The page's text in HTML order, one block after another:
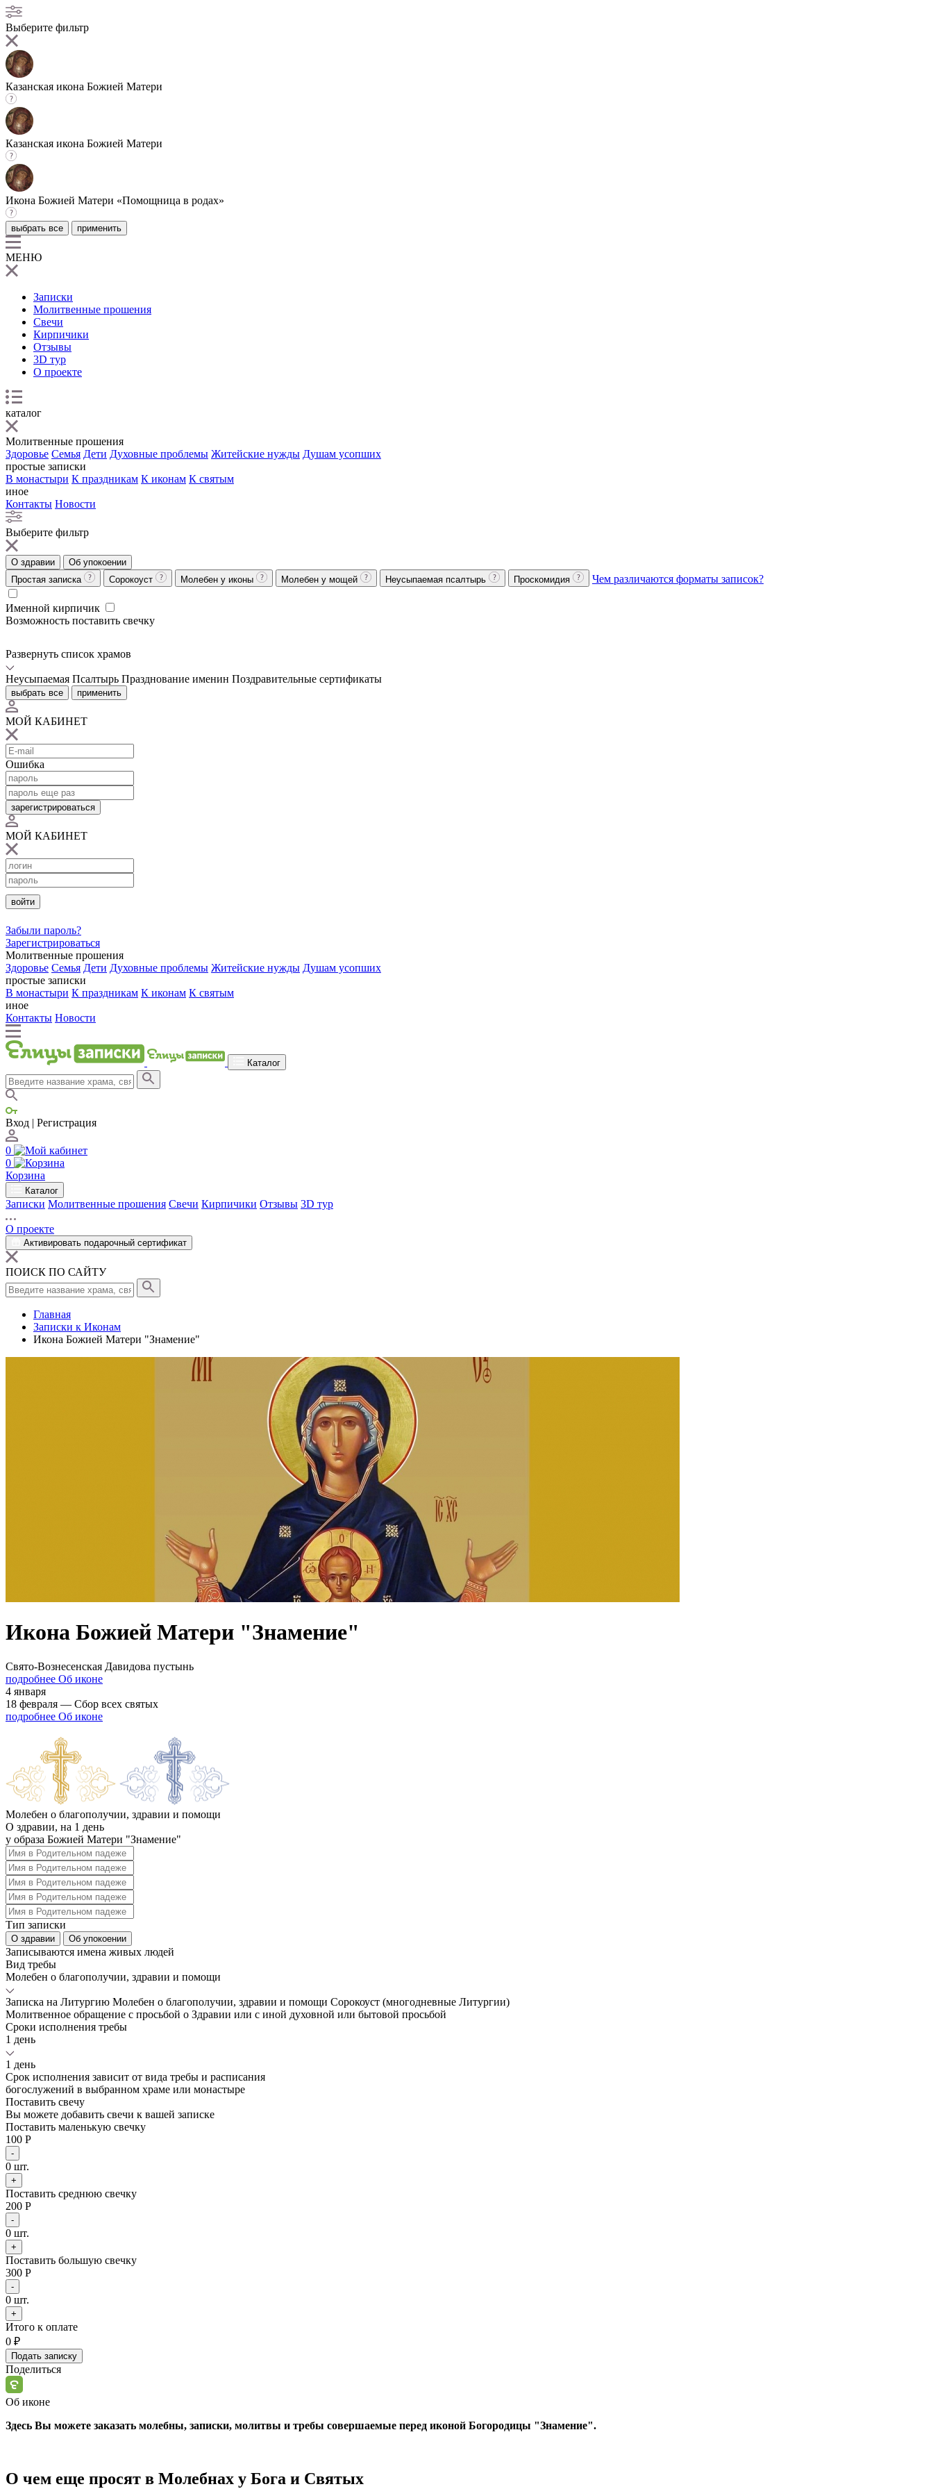
Выберите фильтр
Казанская икона Божией Матери
Казанская икона Божией Матери
Икона Божией Матери «Помощница в родах»
выбрать все применить
МЕНЮ
Записки
Молитвенные прошения
Свечи
Кирпичики
Отзывы
3D тур
О проекте
каталог
Молитвенные прошения
Здоровье Семья Дети Духовные проблемы Житейские нужды Душам усопших
простые записки
В монастыри К праздникам К иконам К святым
иное
Контакты Новости
Выберите фильтр
О здравии
Об упокоении
Простая записка
Сорокоуст Молебен у иконы Молебен у мощей Неусыпаемая псалтырь Проскомидия Чем различаются форматы записок?
Именной кирпичик
Возможность поставить свечку
Развернуть список храмов
Неусыпаемая Псалтырь Празднование именин Поздравительные сертификаты
выбрать все применить
МОЙ КАБИНЕТ
Ошибка
зарегистрироваться
МОЙ КАБИНЕТ
войти
Забыли пароль?
Зарегистрироваться
Молитвенные прошения
Здоровье Семья Дети Духовные проблемы Житейские нужды Душам усопших
простые записки
В монастыри К праздникам К иконам К святым
иное
Контакты Новости
Каталог
Вход | Регистрация
0
0
Корзина
Каталог
Записки Молитвенные прошения Свечи Кирпичики Отзывы 3D тур
О проекте
Активировать подарочный сертификат
ПОИСК ПО САЙТУ
Главная
Записки к Иконам
Икона Божией Матери "Знамение"
Икона Божией Матери "Знамение"
Свято-Вознесенская Давидова пустынь
подробнее Об иконе
4 января
18 февраля — Сбор всех святых
подробнее Об иконе
Молебен о благополучии, здравии и помощи
О здравии, на 1 день
у образа Божией Матери "Знамение"
Тип записки
О здравии Об упокоении
Записываются имена живых людей
Вид требы
Молебен о благополучии, здравии и помощи
Записка на Литургию Молебен о благополучии, здравии и помощи Сорокоуст (многодневные Литургии)
Молитвенное обращение с просьбой о Здравии или с иной духовной или бытовой просьбой
Сроки исполнения требы
1 день
1 день
Срок исполнения зависит от вида требы и расписания
богослужений в выбранном храме или монастыре
Поставить свечу
Вы можете добавить свечи к вашей записке
Поставить маленькую свечку
100 Р
-
0 шт.
+
Поставить среднюю свечку
200 Р
-
0 шт.
+
Поставить большую свечку
300 Р
-
0 шт.
+
Итого к оплате
0 ₽
Подать записку
Поделиться
Об иконе
Здесь Вы можете заказать молебны, записки, молитвы и требы совершаемые перед иконой Богородицы "Знамение".
О чем еще просят в Молебнах у Бога и Святых